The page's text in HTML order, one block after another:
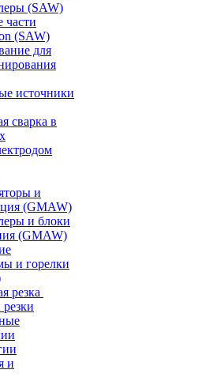
(SAW)
части
(SAW)
для
источники
сварка в
и
(GMAW)
и блоки
(GMAW)
и горелки
резка
и